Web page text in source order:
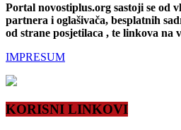
Portal novostiplus.org sastoji se od
partnera i oglašivača, besplatnih
od strane posjetilaca , te linkova na
IMPRESUM
KORISNI LINKOVI